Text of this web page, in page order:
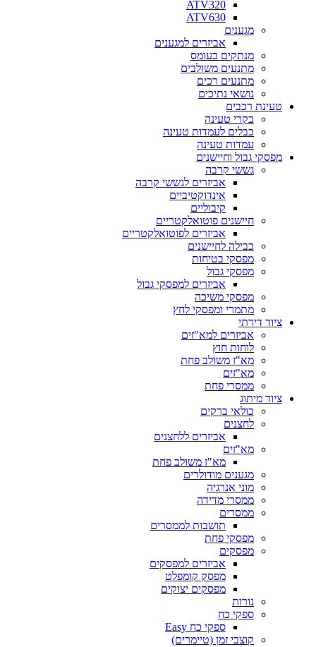
ATV320
ATV630
מגענים
אביזרים למגענים
מנתקים בעומס
מתנעים משולבים
מתנעים רכים
נושאי נתיכים
טעינת רכבים
בקרי טעינה
כבלים לעמדות טעינה
עמדות טעינה
מפסקי גבול וחיישנים
גששי קרבה
אביזרים לגששי קרבה
אינדוקטיביים
קיבוליים
חיישנים פוטואלקטריים
אביזרים לפוטואלקטריים
כבילה לחיישנים
מפסקי בטיחות
מפסקי גבול
אביזרים למפסקי גבול
מפסקי משיכה
מתמרי ומפסקי לחץ
ציוד דירתי
אביזרים למא"זים
לוחות חוץ
מא"ז משולב פחת
מא"זים
ממסרי פחת
ציוד מיתוג
כולאי ברקים
לחצנים
אביזרים ללחצנים
מא"זים
מא"ז משולב פחת
מגענים מודולרים
מוני אנרגיה
ממסרי מדידה
ממסרים
תושבות לממסרים
מפסקי פחת
מפסקים
אביזרים למפסקים
מפסק קומפלט
מפסקים יצוקים
נורות
ספקי כח
ספקי כח Easy
קוצבי זמן (טיימרים)